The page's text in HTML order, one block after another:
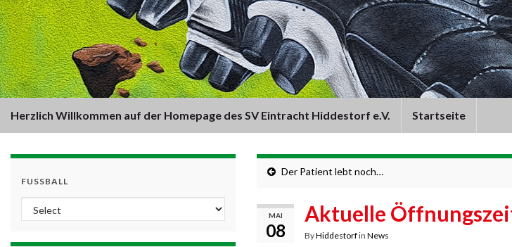
Herzlich Willkommen auf der Homepage des SV Eintracht Hiddestorf e.V. Startseite
FUSSBALL
Der Patient lebt noch…
MAI
08
Aktuelle
ByHiddestorfin News